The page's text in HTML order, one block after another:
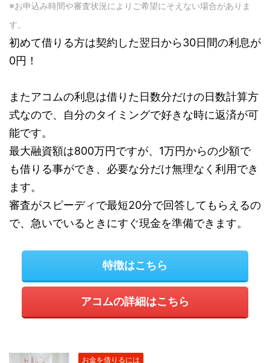
※お申込み時間や審査状況によりご希望にそえない場合がありま
す。
初めて借りる方は契約した翌日から30日間の利息が
0円！
またアコムの利息は借りた日数分だけの日数計算方
式なので、自分のタイミングで好きな時に返済が可
能です。
最大融資額は800万円ですが、1万円からの少額で
も借りる事ができ、必要な分だけ無理なく利用でき
ます。
審査がスピーディで最短20分で回答してもらえるの
で、急いでいるときにすぐ現金を準備できます。
特徴はこちら
アコムの詳細はこちら
お金を借りるには